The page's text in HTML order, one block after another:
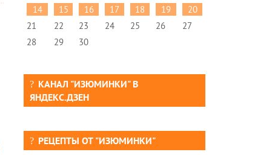
14
15 16 17 18 19
20
21
22 23 24 25 26
27
28
29 30
КАНАЛ "ИЗЮМИНКИ" В
ЯНДЕКС.ДЗЕН
РЕЦЕПТЫ ОТ "ИЗЮМИНКИ"